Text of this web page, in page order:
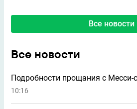
Все новости
Все новости
Подробности прощания с
10:16